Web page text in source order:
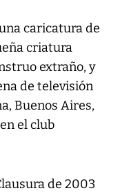
caricatura de
criatura
extraño, y
de televisión
Buenos Aires,
el club
de 2003